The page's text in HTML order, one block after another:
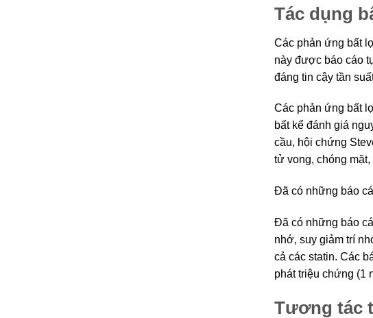
Tác dụng
Các phản ứng bất
này được báo cáo
đáng tin cậy tần
Các phản ứng bất
bất kể đánh giá
cầu, hội chứng
tử vong, chóng
Đã có những báo
Đã có những báo
nhớ, suy giảm trí
cả các statin. Các
phát triệu chứng (1
Tương tác